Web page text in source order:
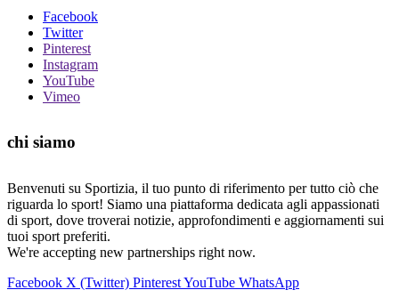
Facebook
Twitter
Pinterest
Instagram
YouTube
Vimeo
chi siamo
Benvenuti su Sportizia, il tuo punto di riferimento per tutto ciò che
riguarda lo sport! Siamo una piattaforma dedicata agli appassionati
di sport, dove troverai notizie, approfondimenti e aggiornamenti sui
tuoi sport preferiti.
We're accepting new partnerships right now.
Facebook X (Twitter) PinterestYouTube WhatsApp